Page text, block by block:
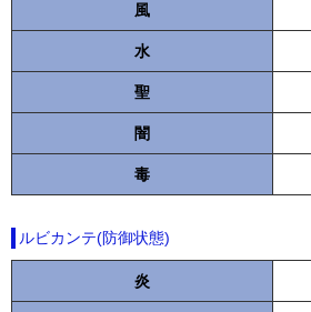
風
水
聖
闇
毒
ルビカンテ(防御状態)
炎